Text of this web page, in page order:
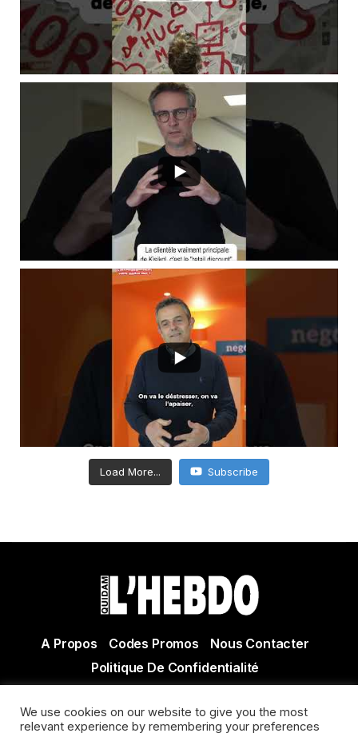
Load More... Subscribe
A Propos Codes Promos
Nous Contacter
Politique De Confidentialité
Actualité Agen - Actualité en lot et Garonne - Actualité
We use cookies on our website to give you the most
relevant experience by remembering your preferences